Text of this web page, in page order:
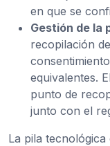
en que se
Gestión de la
recopilación
equivalentes.
punto de
junto con el
La pila